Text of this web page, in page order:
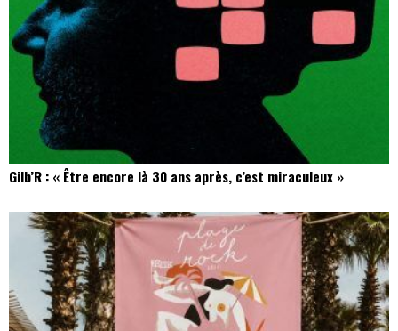
Gilb’R : « Être encore là 30 ans après, c’est miraculeux »